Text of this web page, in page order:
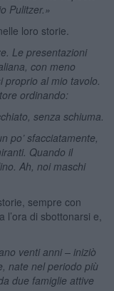
Pulitzer.»
loro storie.
Le presentazioni
con meno
al mio tavolo.
ordinando:
senza schiuma.
po’ sfacciatamente,
Quando il
Ah, noi maschi
sempre con
l’ora di sbottonarsi e,
venti anni – iniziò
nate nel periodo più
due famiglie attive